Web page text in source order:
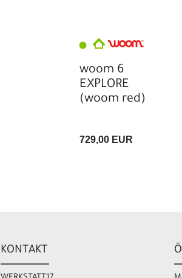
woom 6
EXPLORE
(woom red)
729,00 EUR
KONTAKT